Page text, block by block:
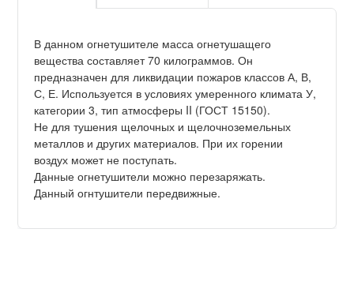
В данном огнетушителе масса огнетушащего
вещества составляет 70 килограммов. Он
предназначен для ликвидации пожаров классов А, В,
С, Е. Используется в условиях умеренного климата У,
категории 3, тип атмосферы II (ГОСТ 15150).
Не для тушения щелочных и щелочноземельных
металлов и других материалов. При их горении
воздух может не поступать.
Данные огнетушители можно перезаряжать.
Данный огнтушители передвижные.